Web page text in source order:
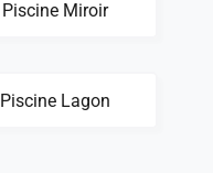
Piscine Miroir
Piscine Lagon